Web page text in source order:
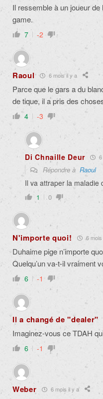
Il ressemble à un joueur
game.
7 -2
Raoul 6 mois il y a
Parce que le gars a du
de tique, il a pris des
4 -3
Di Chnaille Deur
Répondre à Raoul
Il va attraper la maladie
1 0
N'importe quoi! 6 mois
Duhaime pige n’importe
Quelqu’un va-t-il vraiment
6 -1
Il a changé de "dealer"
Imaginez-vous ce TDAH
6 -1
Weber 6 mois il y a